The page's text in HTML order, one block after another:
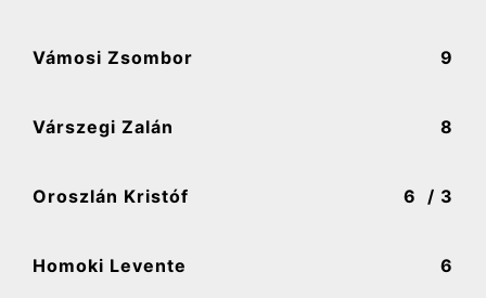
Vámosi Zsombor 9
Várszegi Zalán 8
Oroszlán Kristóf 6 / 3
Homoki Levente 6